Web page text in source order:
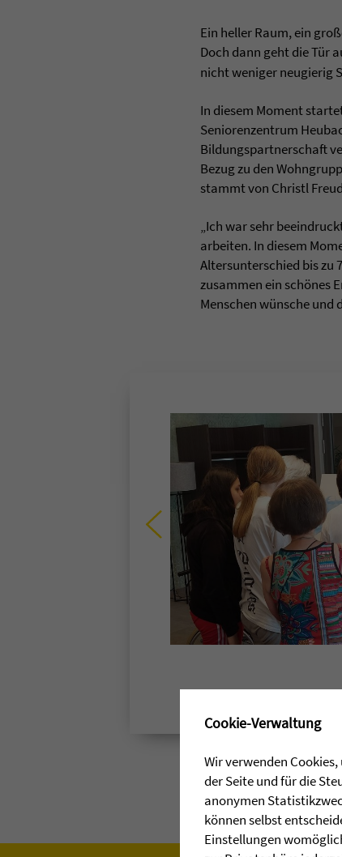
Ein heller Raum, ein
Doch dann geht die Tür
nicht weniger neugierig
In diesem Moment
Seniorenzentrum
Bildungspartnerschaft
Bezug zu den
stammt von Christl
„Ich war sehr
arbeiten. In diesem
Altersunterschied bis zu
zusammen ein schönes
Menschen wünsche und
Cookie-Verwaltung
Wir verwenden
der Seite und für die
anonymen
können selbst
Einstellungen